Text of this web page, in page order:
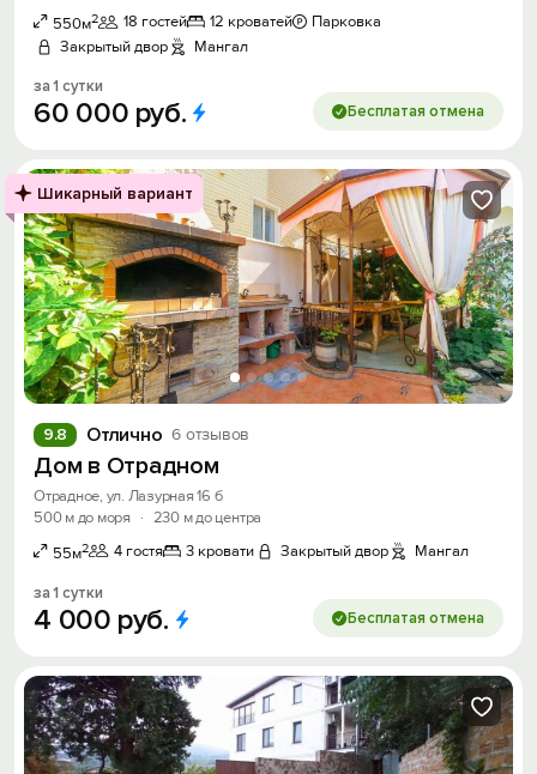
550м2 18 гостей 12 кроватей
Парковка
Закрытый двор
Мангал
за 1 сутки
60 000 руб. Бесплатая отмена
Шикарный вариант
Отлично 6 отзывов
9.8
Дом в Отрадном
Отрадное, ул. Лазурная 16 б
500 м до моря
· 230 м до центра
55м2 4 гостя 3 кровати Закрытый двор Мангал
за 1 сутки
4 000 руб. Бесплатая отмена